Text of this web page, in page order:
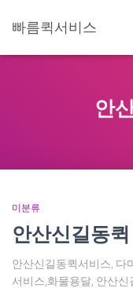
빠름퀵서비스
안
미분류
안산신길동퀵
안산신길동퀵서비스, 다
서비스,화물용달, 안산